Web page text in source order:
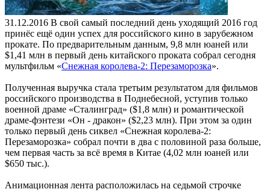
31.12.2016 В свой самый последний день уходящий 2016 год
принёс ещё один успех для российского кино в зарубежном
прокате. По предварительным данным, 9,8 млн юаней или
$1,41 млн в первый день китайского проката собрал сегодня
мультфильм «Снежная королева-2: Перезаморозка».
Полученная выручка стала третьим результатом для фильмов
российского производства в Поднебесной, уступив только
военной драме «Сталинград» ($1,8 млн) и романтической
драме-фэнтези «Он - дракон» ($2,23 млн). При этом за один
только первый день сиквел «Снежная королева-2:
Перезаморозка» собрал почти в два с половиной раза больше,
чем первая часть за всё время в Китае (4,02 млн юаней или
$650 тыс.).
Анимационная лента расположилась на седьмой строчке